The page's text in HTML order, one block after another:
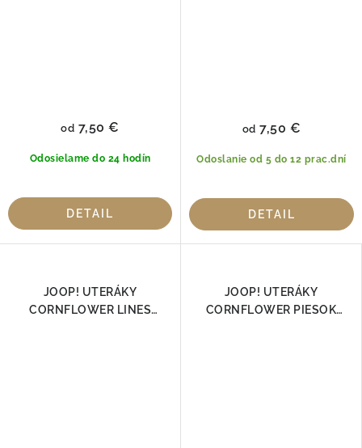
Odosielame do 24 hodín
od 7,50 €
DETAIL
Odoslanie od 5 do 12 prac.dní
od 7,50 €
DETAIL
JOOP! UTERÁKY
CORNFLOWER LINES
JOOP! UTERÁKY
CORNFLOWER PIESOK